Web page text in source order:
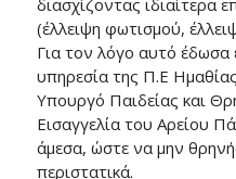
διασχίζοντας ιδιαίτερα
(έλλειψη φωτισμού,
Για τον λόγο αυτό έδωσα
υπηρεσία της Π.Ε
Υπουργό Παιδείας και
Εισαγγελία του Αρείου
άμεσα, ώστε να μην
περιστατικά.